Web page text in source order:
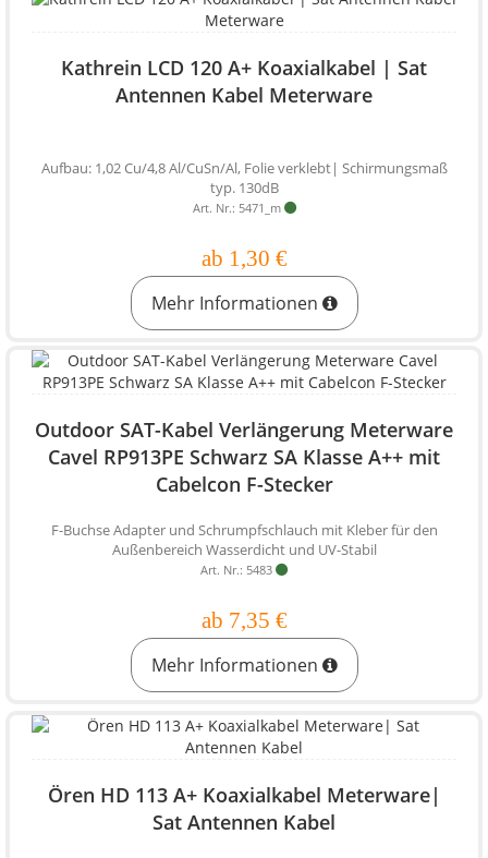
Kathrein LCD 120 A+ Koaxialkabel | Sat
Antennen Kabel Meterware
Aufbau: 1,02 Cu/4,8 Al/CuSn/Al, Folie verklebt| Schirmungsmaß
typ. 130dB
Art. Nr.: 5471_m
ab 1,30 €
Mehr Informationen
Outdoor SAT-Kabel Verlängerung Meterware
Cavel RP913PE Schwarz SA Klasse A++ mit
Cabelcon F-Stecker
F-Buchse Adapter und Schrumpfschlauch mit Kleber für den
Außenbereich Wasserdicht und UV-Stabil
Art. Nr.: 5483
ab 7,35 €
Mehr Informationen
Ören HD 113 A+ Koaxialkabel Meterware|
Sat Antennen Kabel